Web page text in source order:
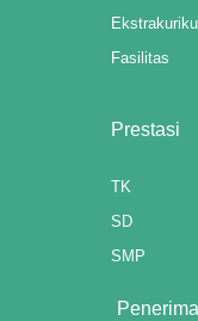
Fasilitas
Prestasi
TK
SD
SMP